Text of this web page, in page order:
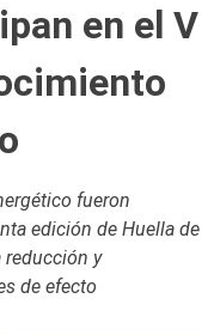
en el V
fueron
edición de Huella de
reducción y
de efecto